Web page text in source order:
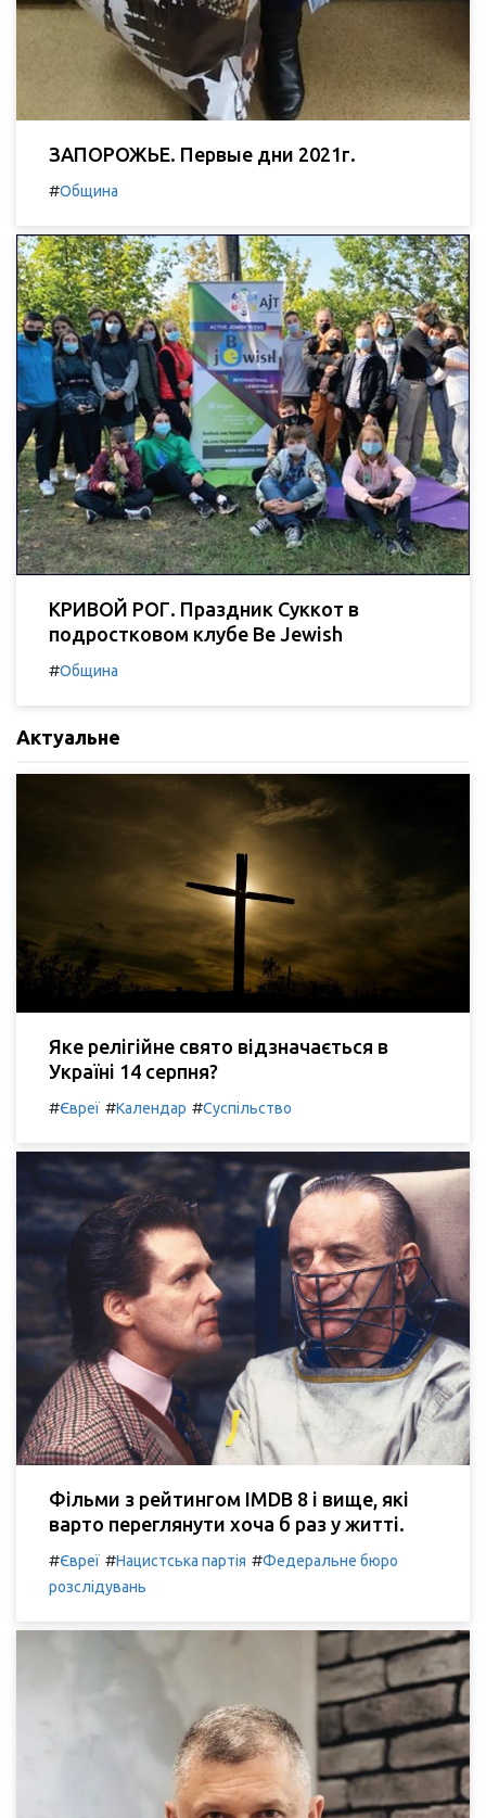
ЗАПОРОЖЬЕ. Первые дни 2021г.
#Община
КРИВОЙ РОГ. Праздник Суккот в
подростковом клубе Be Jewish
#Община
Актуальне
Яке релігійне свято відзначається в
Україні 14 серпня?
#Євреї #Календар #Суспільство
Фільми з рейтингом IMDB 8 і вище, які
варто переглянути хоча б раз у житті.
#Євреї #Нацистська партія #Федеральне бюро
розслідувань